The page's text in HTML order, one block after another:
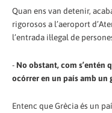
Quan ens van detenir,
rigorosos a l’aeroport
l’entrada il·legal de
- No obstant, com s’entén
ocórrer en un país amb un
Entenc que Grècia és un